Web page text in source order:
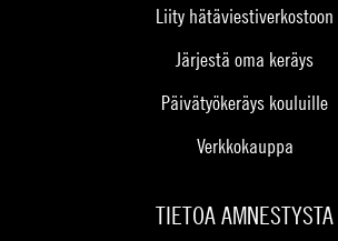
Liity hätäviestiverkostoon
Järjestä oma keräys
Päivätyökeräys kouluille
Verkkokauppa
TIETOA AMNESTYSTA